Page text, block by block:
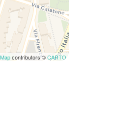
contributors ©CARTO